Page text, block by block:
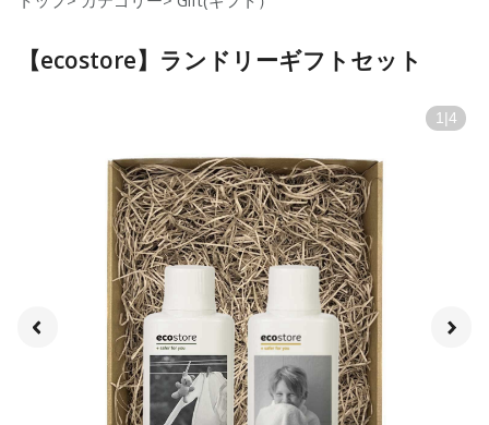
【ecostore】ランドリーギフトセット
1 |4